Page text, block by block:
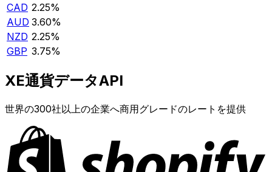
CAD 2.25%
AUD 3.60%
NZD 2.25%
GBP 3.75%
XE通貨データAPI
世界の300社以上の企業へ商用グレードのレートを提供